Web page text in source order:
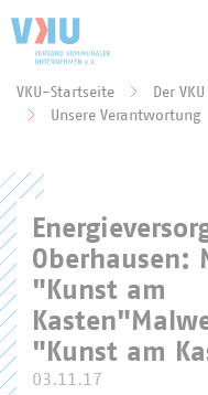
Sie befinden sich hier:
VKU-Startseite Der VKU
Unsere Verantwortung
Oberhausen:
"Kunst am
"Kunst am
03.11.17